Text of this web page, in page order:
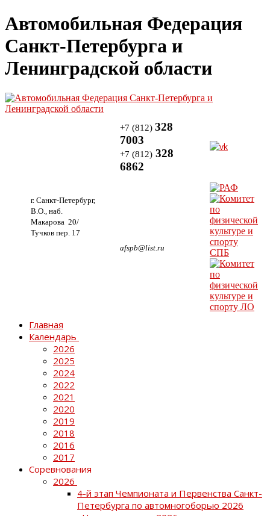
Автомобильная Федерация
Санкт-Петербурга и
Ленинградской области
г. Санкт-Петербург,
В.О., наб.
Макарова 20/
Тучков пер. 17
+7 (812) 328
7003
+7 (812) 328
6862
afspb@list.ru
Главная
Календарь
2026
2025
2024
2022
2021
2020
2019
2018
2016
2017
Соревнования
2026
4-й этап Чемпионата и Первенства Санкт-
Петербурга по автомногоборью 2026